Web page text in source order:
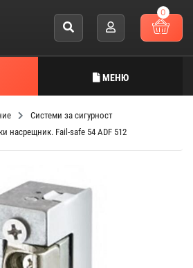
0
МЕНЮ
Системи за сигурност
насрещник. Fail-safe 54 ADF 512